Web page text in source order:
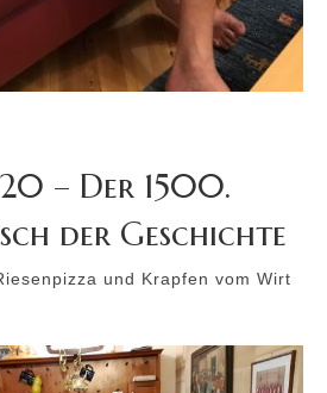
– Der 1500.
der Geschichte
und Krapfen vom Wirt